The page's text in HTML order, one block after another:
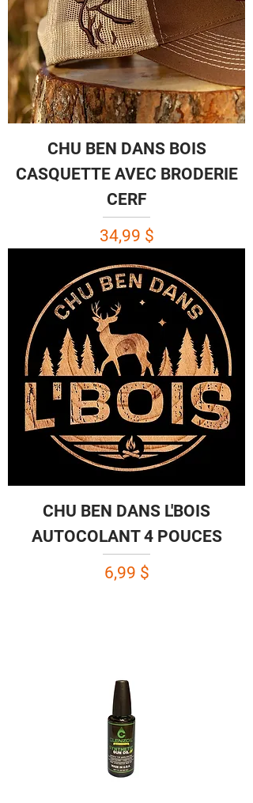
CHU BEN DANS BOIS
CASQUETTE AVEC BRODERIE
CERF
Prix
34,99 $
CHU BEN DANS L'BOIS
AUTOCOLANT 4 POUCES
Prix
6,99 $